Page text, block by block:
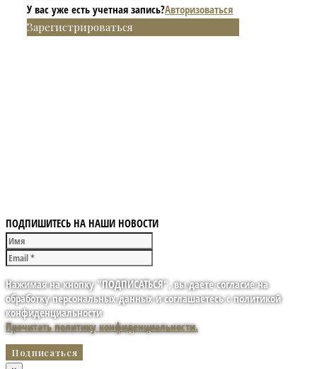
У вас уже есть учетная запись?Авторизоваться
Зарегистрироваться
ПОДПИШИТЕСЬ НА НАШИ НОВОСТИ
Нажимая на кнопку "ПОДПИСАТЬСЯ", вы даете согласие на
обработку персональных данных и соглашаетесь с политикой
конфиденциальности
Прочитать политику конфиденциальности.